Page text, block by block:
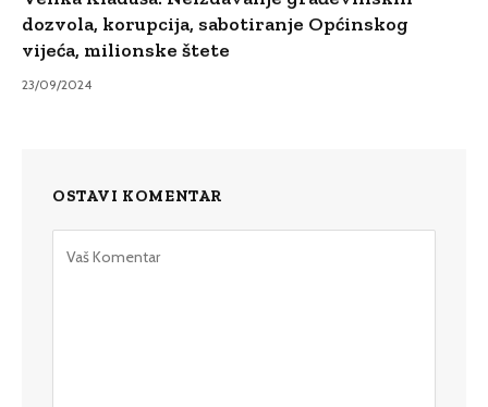
dozvola, korupcija, sabotiranje Općinskog
vijeća, milionske štete
23/09/2024
OSTAVI KOMENTAR